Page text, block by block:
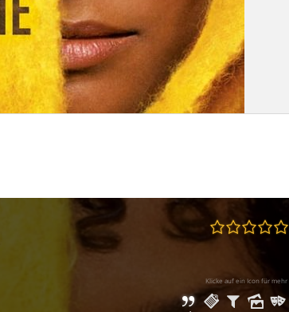
Klicke auf ein Icon für mehr